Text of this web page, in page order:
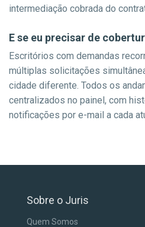
intermediação cobrada do
E se eu precisar de
Escritórios com demandas
múltiplas solicitações
cidade diferente. Todos os
centralizados no painel, com
notificações por e-mail a cada
Sobre o Juris
Quem Somos